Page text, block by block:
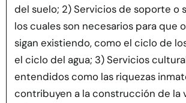
del suelo; 2) Servicios de soporte o
los cuales son necesarios para que
sigan existiendo, como el ciclo de
el ciclo del agua; 3) Servicios
entendidos como las riquezas
contribuyen a la construcción de la